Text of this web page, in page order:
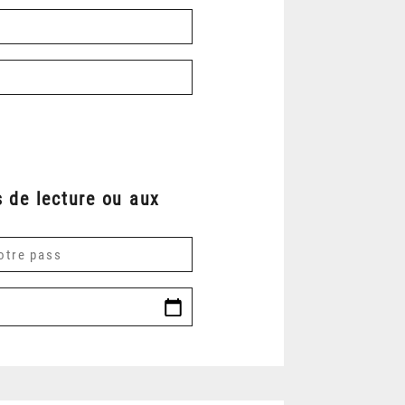
de lecture ou aux